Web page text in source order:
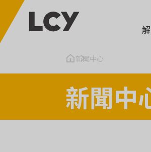
新聞中心
新聞中